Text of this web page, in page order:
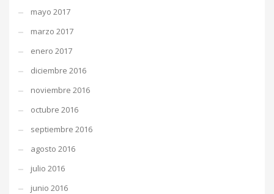
mayo 2017
marzo 2017
enero 2017
diciembre 2016
noviembre 2016
octubre 2016
septiembre 2016
agosto 2016
julio 2016
junio 2016